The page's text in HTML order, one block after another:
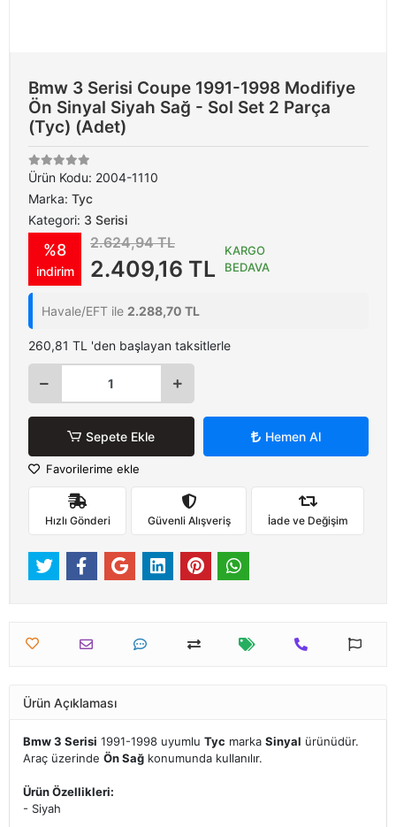
Bmw 3 Serisi Coupe 1991-1998 Modifiye
Ön Sinyal Siyah Sağ - Sol Set 2 Parça
(Tyc) (Adet)
Ürün Kodu: 2004-1110
Marka: Tyc
Kategori: 3 Serisi
%8
indirim
2.624,94 TL
2.409,16 TL
KARGO
BEDAVA
Havale/EFT ile 2.288,70 TL
260,81 TL 'den başlayan taksitlerle
Sepete Ekle Hemen Al
Favorilerime ekle
Hızlı Gönderi Güvenli Alışveriş İade ve Değişim
Ürün Açıklaması
Bmw 3 Serisi 1991-1998 uyumlu Tyc marka Sinyal ürünüdür.
Araç üzerinde Ön Sağ konumunda kullanılır.
Ürün Özellikleri:
- Siyah